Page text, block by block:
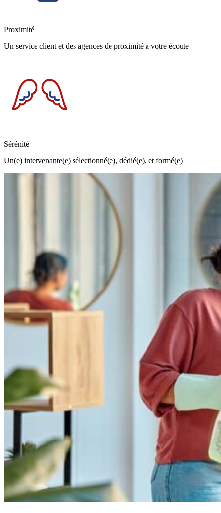
Proximité
Un service client et des agences de proximité à votre écoute
Sérénité
Un(e) intervenante(e) sélectionné(e), dédié(e), et formé(e)